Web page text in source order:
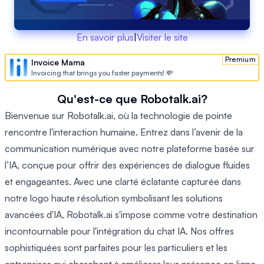
En savoir plus|Visiter le site
Premium
Invoice Mama
Invoicing that brings you faster payments! 💸
Qu'est-ce que Robotalk.ai?
Bienvenue sur Robotalk.ai, où la technologie de pointe
rencontre l'interaction humaine. Entrez dans l’avenir de la
communication numérique avec notre plateforme basée sur
l’IA, conçue pour offrir des expériences de dialogue fluides
et engageantes. Avec une clarté éclatante capturée dans
notre logo haute résolution symbolisant les solutions
avancées d'IA, Robotalk.ai s'impose comme votre destination
incontournable pour l'intégration du chat IA. Nos offres
sophistiquées sont parfaites pour les particuliers et les